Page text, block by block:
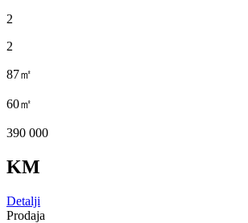
2
2
87㎡
60㎡
390 000
KM
Detalji
Prodaja